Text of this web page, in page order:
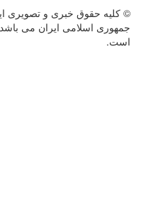
© کليه حقوق خبری و تصويری
جمهوری اسلامی ایران می
است.